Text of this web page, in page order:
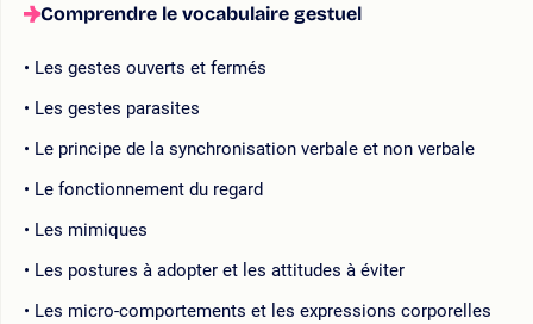
Comprendre le vocabulaire gestuel
Les gestes ouverts et fermés
Les gestes parasites
Le principe de la synchronisation verbale et non verbale
Le fonctionnement du regard
Les mimiques
Les postures à adopter et les attitudes à éviter
Les micro-comportements et les expressions corporelles